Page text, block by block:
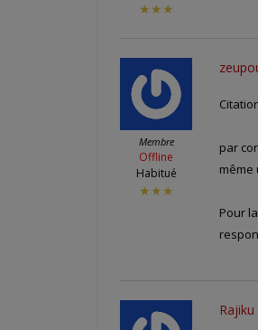
★★★
Membre
Offline
Habitué
★★★
par
même
Pour
Rajiku